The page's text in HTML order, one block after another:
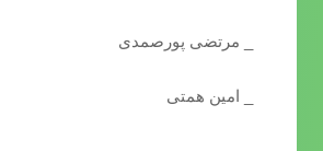
_ مرتضی پورصمدی
_ امین همتی